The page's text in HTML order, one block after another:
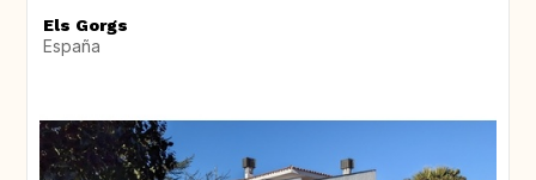
Els Gorgs
España